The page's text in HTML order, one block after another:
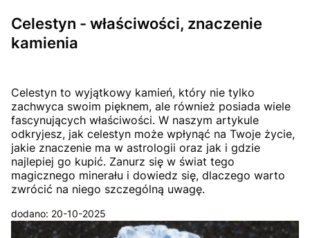
Celestyn - właściwości, znaczenie
kamienia
Celestyn to wyjątkowy kamień, który nie tylko
zachwyca swoim pięknem, ale również posiada wiele
fascynujących właściwości. W naszym artykule
odkryjesz, jak celestyn może wpłynąć na Twoje życie,
jakie znaczenie ma w astrologii oraz jak i gdzie
najlepiej go kupić. Zanurz się w świat tego
magicznego minerału i dowiedz się, dlaczego warto
zwrócić na niego szczególną uwagę.
dodano: 20-10-2025